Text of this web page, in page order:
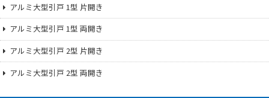
アルミ大型引戸 1型 片開き
アルミ大型引戸 1型 両開き
アルミ大型引戸 2型 片開き
アルミ大型引戸 2型 両開き